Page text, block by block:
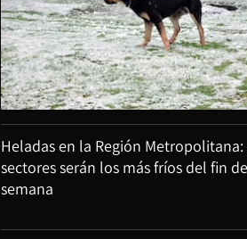
Heladas en la Región
sectores serán los más fríos del fin de
semana